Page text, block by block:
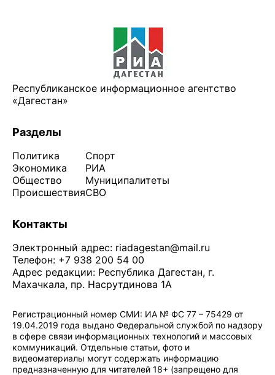
Республиканское информационное агентство
«Дагестан»
Разделы
Политика
Экономика
Общество
Происшествия
Спорт
РИА
Муниципалитеты
СВО
Контакты
Электронный адрес: riadagestan@mail.ru
Телефон: +7 938 200 54 00
Адрес редакции: Республика Дагестан, г.
Махачкала, пр. Насрутдинова 1А
Регистрационный номер СМИ: ИА № ФС 77 – 75429 от
19.04.2019 года выдано Федеральной службой по надзору
в сфере связи информационных технологий и массовых
коммуникаций. Отдельные статьи, фото и
видеоматериалы могут содержать информацию
предназначенную для читателей 18+ (запрещено для